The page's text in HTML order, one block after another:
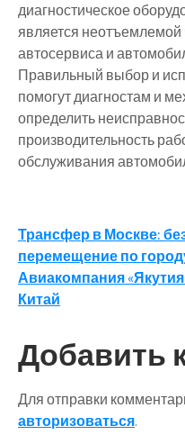
диагностическое
является
автосервиса и
Правильный выбор и
помогут диагностам и
определить
производительность
обслуживания
Навигация
по
записям
Трансфер в Москве:
перемещение по
Авиакомпания
Китай
Добавить
Для отправки
авторизоваться.